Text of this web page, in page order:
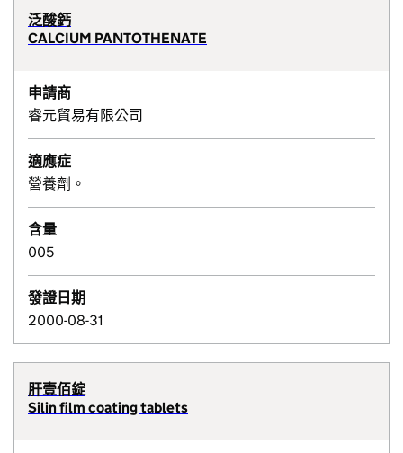
泛酸鈣
CALCIUM PANTOTHENATE
申請商
睿元貿易有限公司
適應症
營養劑。
含量
005
發證日期
2000-08-31
肝壹佰錠
Silin film coating tablets